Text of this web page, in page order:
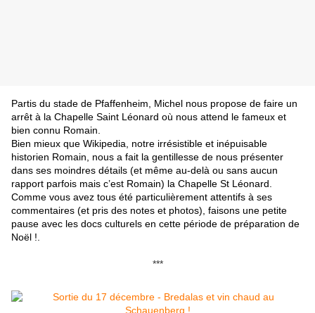
Partis du stade de Pfaffenheim, Michel nous propose de faire un
arrêt à la Chapelle Saint Léonard où nous attend le fameux et
bien connu Romain.
Bien mieux que Wikipedia, notre irrésistible et inépuisable
historien Romain, nous a fait la gentillesse de nous présenter
dans ses moindres détails (et même au-delà ou sans aucun
rapport parfois mais c’est Romain) la Chapelle St Léonard.
Comme vous avez tous été particulièrement attentifs à ses
commentaires (et pris des notes et photos), faisons une petite
pause avec les docs culturels en cette période de préparation de
Noël !
***